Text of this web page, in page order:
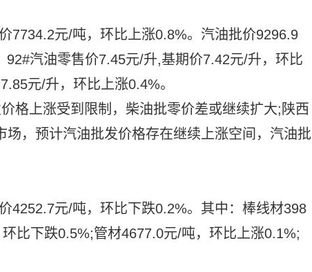
7734.2元/吨，环比上涨0.8%。汽油批价9296.9
汽油零售价7.45元/升,基期价7.42元/升，环比
元/升，环比上涨0.4%。
格上涨受到限制，柴油批零价差或继续扩大;陕西
，预计汽油批发价格存在继续上涨空间，汽油批
4252.7元/吨，环比下跌0.2%。其中：棒线材398
比下跌0.5%;管材4677.0元/吨，环比上涨0.1%;